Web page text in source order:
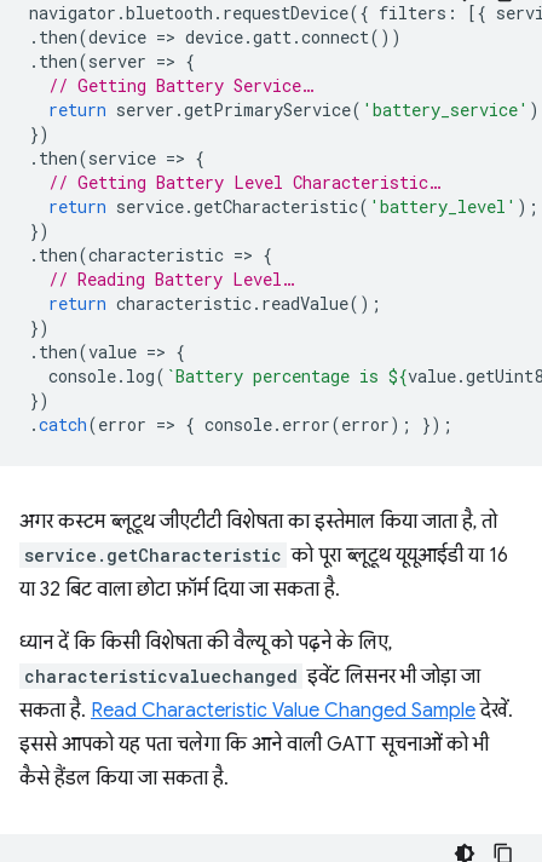
navigator .bluetooth . requestDevice({ filters : [{
. then(device => device.gatt.connect())
. then(server => {
// Getting Battery Service…
return server .getPrimaryService( 'battery_service'
})
. then(service => {
// Getting Battery Level Characteristic…
return service.getCharacteristic( 'battery_level' );
})
. then(characteristic => {
// Reading Battery Level…
return characteristic. readValue();
})
. then(value => {
console. log( `Battery percentage is ${value.getUint8
})
.catch(error => { console. error(error); });
अगर कस्टम ब्लूटूथ जीएटीटी विशेषता का इस्तेमाल किया जाता है, तो
service.getCharacteristic को पूरा ब्लूटूथ यूयूआईडी या 16
या 32 बिट वाला छोटा फ़ॉर्म दिया जा सकता है.
ध्यान दें कि किसी विशेषता की वैल्यू को पढ़ने के लिए,
characteristicvaluechanged इवेंट लिसनर भी जोड़ा जा
सकता है. Read Characteristic Value Changed Sampleदेखें.
इससे आपको यह पता चलेगा कि आने वाली GATT सूचनाओं को भी
कैसे हैंडल किया जा सकता है.